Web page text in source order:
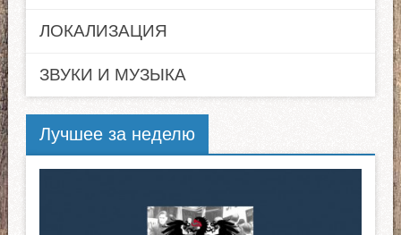
ЛОКАЛИЗАЦИЯ
ЗВУКИ И МУЗЫКА
Лучшее за неделю